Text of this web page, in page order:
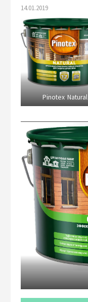
14.01.2019
Pinotex Natural